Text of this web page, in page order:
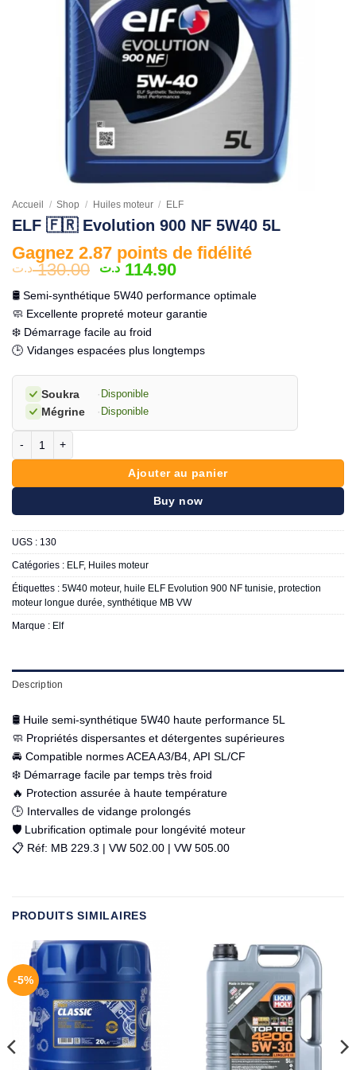
Accueil / Shop / Huiles moteur / ELF
ELF 🇫🇷 Evolution 900 NF 5W40 5L
Gagnez 2.87 points de fidélité
130.00 د.ت
Le
initial
était :
114.90 د.ت
Le
actuel
est :
🛢️ Semi-synthétique 5W40 performance optimale
🧼 Excellente propreté moteur garantie
❄️ Démarrage facile au froid
🕒 Vidanges espacées plus longtemps
Soukra · Disponible
Mégrine · Disponible
Ajouter au panier
Buy now
UGS : 130
Catégories : ELF, Huiles moteur
Étiquettes : 5W40 moteur, huile ELF Evolution 900 NF tunisie protection
moteur longue durée synthétique MB VW
Marque : Elf
Description
🛢️ Huile semi-synthétique 5W40 haute performance 5L
🧼 Propriétés dispersantes et détergentes supérieures
🚘 Compatible normes ACEA A3/B4, API SL/CF
❄️ Démarrage facile par temps très froid
🔥 Protection assurée à haute température
🕒 Intervalles de vidange prolongés
🛡️ Lubrification optimale pour longévité moteur
📋 Réf: MB 229.3 | VW 502.00 | VW 505.00
PRODUITS SIMILAIRES
-5%